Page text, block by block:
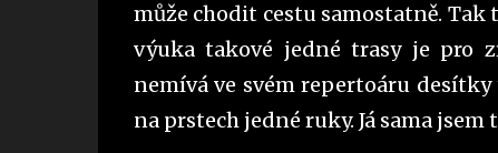
může chodit cestu samostatně.
výuka takové jedné trasy je pro
nemívá ve svém repertoáru
na prstech jedné ruky. Já sama